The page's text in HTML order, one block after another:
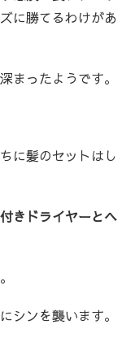
に勝てるわけがあ
まったようです。
に髪のセットはし
きドライヤーとヘ
シンを襲います。